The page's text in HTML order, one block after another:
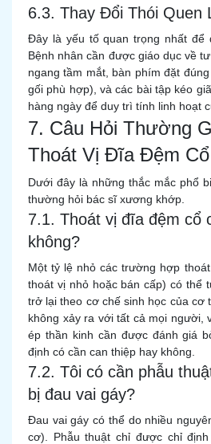
6.3. Thay Đổi Thói Quen
Đây là yếu tố quan trọng nhất để
Bệnh nhân cần được giáo dục về
ngang tầm mắt, bàn phím đặt
gối phù hợp), và các bài tập kéo
hàng ngày để duy trì tính linh hoạt
7. Câu Hỏi Thường
Thoát Vị Đĩa Đệm Cổ
Dưới đây là những thắc mắc phổ
thường hỏi bác sĩ xương khớp.
7.1. Thoát vị đĩa đệm cổ
không?
Một tỷ lệ nhỏ các trường hợp
thoát vị nhỏ hoặc bán cấp) có thể
trở lại theo cơ chế sinh học của cơ
không xảy ra với tất cả mọi người,
ép thần kinh cần được đánh giá
định có cần can thiệp hay không.
7.2. Tôi có cần phẫu
bị đau vai gáy?
Đau vai gáy có thể do nhiều
cơ). Phẫu thuật chỉ được chỉ